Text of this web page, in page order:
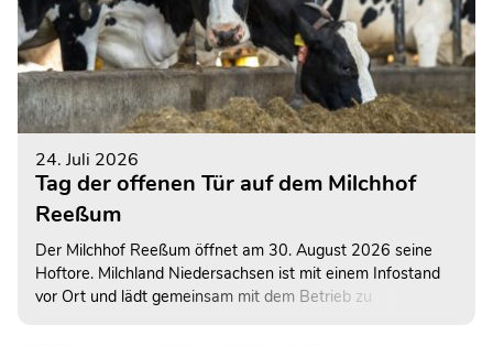
24. Juli 2026
Tag der offenen Tür auf dem Milchhof
Reeßum
Der Milchhof Reeßum öffnet am 30. August 2026 seine
Hoftore. Milchland Niedersachsen ist mit einem Infostand
vor Ort und lädt gemeinsam mit dem Betrieb zu